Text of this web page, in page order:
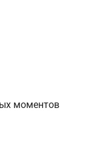
моментов